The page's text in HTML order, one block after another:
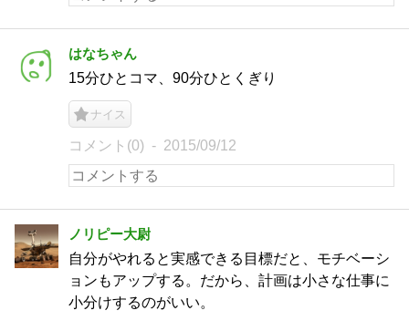
はなちゃん
15分ひとコマ、90分ひとくぎり
ナイス
コメント(0) 2015/09/12
ノリピー大尉
自分がやれると実感できる目標だと、モチベーシ
ョンもアップする。だから、計画は小さな仕事に
小分けするのがいい。